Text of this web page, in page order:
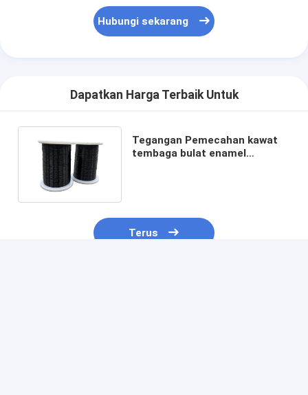
Hubungi sekarang
Dapatkan Harga Terbaik Untuk
Tegangan Pemecahan kawat
tembaga bulat enamel
Terus